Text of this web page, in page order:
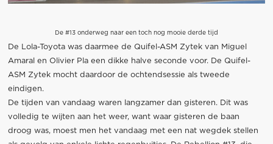
De #13 onderweg naar een toch nog mooie derde tijd
De Lola-Toyota was daarmee de Quifel-ASM Zytek van Miguel
Amaral en Olivier Pla een dikke halve seconde voor. De Quifel-
ASM Zytek mocht daardoor de ochtendsessie als tweede
eindigen.
De tijden van vandaag waren langzamer dan gisteren. Dit was
volledig te wijten aan het weer, want waar gisteren de baan
droog was, moest men het vandaag met een nat wegdek stellen